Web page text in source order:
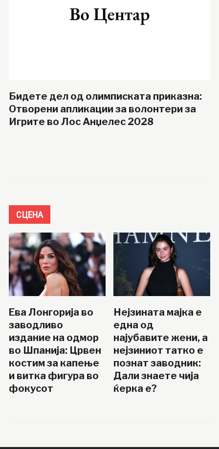
Бидете дел од олимписката приказна:
Отворени апликации за волонтери за
Игрите во Лос Анџелес 2028
СЦЕНА
Ева Лонгорија во
заводливо
издание на одмор
во Шпанија: Црвен
костим за капење
и витка фигура во
фокусот
Нејзината мајка е
една од
најубавите жени, а
нејзиниот татко е
познат заводник:
Дали знаете чија
ќерка е?